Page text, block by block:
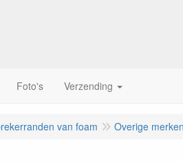
Foto's Verzending
van foam Overige merken